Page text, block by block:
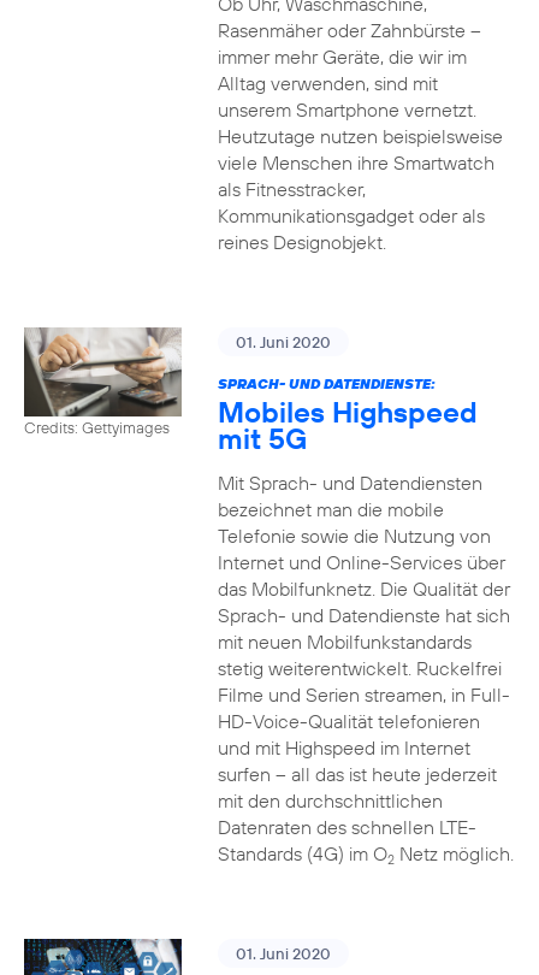
Rasenmäher oder Zahnbürste –
immer mehr Geräte, die wir im
Alltag verwenden, sind mit
unserem Smartphone vernetzt.
Heutzutage nutzen beispielsweise
viele Menschen ihre Smartwatch
als Fitnesstracker,
Kommunikationsgadget oder als
reines Designobjekt.
Credits: Gettyimages
01. Juni 2020
SPRACH- UND DATENDIENSTE:
Mobiles Highspeed
mit 5G
Mit Sprach- und Datendiensten
bezeichnet man die mobile
Telefonie sowie die Nutzung von
Internet und Online-Services über
das Mobilfunknetz. Die Qualität der
Sprach- und Datendienste hat sich
mit neuen Mobilfunkstandards
stetig weiterentwickelt. Ruckelfrei
Filme und Serien streamen, in Full-
HD-Voice-Qualität telefonieren
und mit Highspeed im Internet
surfen – all das ist heute jederzeit
mit den durchschnittlichen
Datenraten des schnellen LTE-
Standards (4G) im O2Netz möglich.
01. Juni 2020